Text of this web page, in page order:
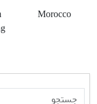
Morocco